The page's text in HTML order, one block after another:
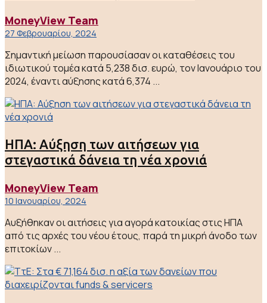
MoneyView Team
27 Φεβρουαρίου, 2024
Σημαντική μείωση παρουσίασαν οι καταθέσεις του
ιδιωτικού τομέα κατά 5,238 δισ. ευρώ, τον Ιανουάριο του
2024, έναντι αύξησης κατά 6,374 ...
ΗΠΑ: Αύξηση των αιτήσεων για
στεγαστικά δάνεια τη νέα χρονιά
MoneyView Team
10 Ιανουαρίου, 2024
Αυξήθηκαν οι αιτήσεις για αγορά κατοικίας στις ΗΠΑ
από τις αρχές του νέου έτους, παρά τη μικρή άνοδο των
επιτοκίων ...